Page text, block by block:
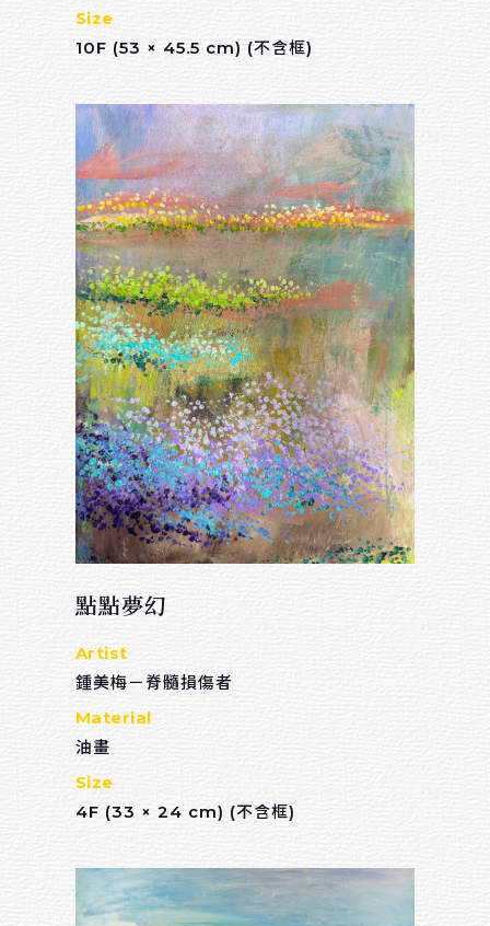
Size
10F (53 × 45.5 cm) (不含框)
點點夢幻
Artist
鍾美梅－脊髓損傷者
Material
油畫
Size
4F (33 × 24 cm) (不含框)